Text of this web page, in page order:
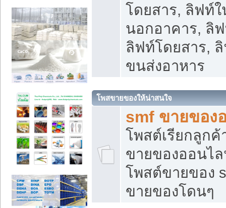
โดยสาร, ลิฟท์
นอกอาคาร, ลิ
ลิฟท์โดยสาร,
ขนส่งอาหาร
โพสขายของให้น่าสนใจ
smf ขายของ
โพสต์เรียกลูกค้
ขายของออนไ
โพสต์ขายของ
ขายของโดนๆ